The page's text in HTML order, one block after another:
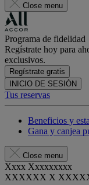
Close menu
Programa de fidelidad
Regístrate hoy para
exclusivos.
Regístrate gratis
INICIO DE SESIÓN
Tus reservas
Beneficios y
Gana y canjea
Close menu
Xxxx Xxxxxxxxx
XXXXXX X